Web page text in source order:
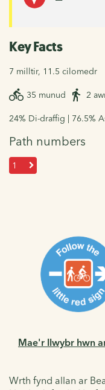
Key Facts
7 milltir, 11.5 cilomedr
35 munud 2
24% Di-draffig | 76.5%
Path numbers
1
Mae'r llwybr hwn
Wrth fynd allan ar